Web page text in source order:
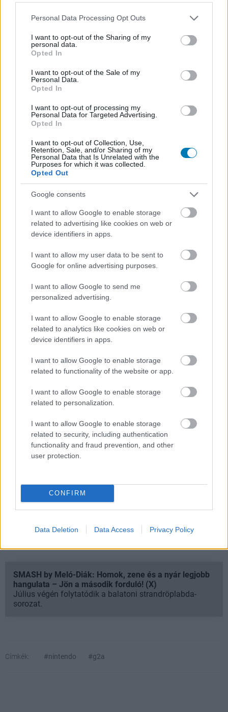
Please note that this website/app uses one or more Google
not limited to your visit or usage behaviour. You may click to
grant or deny consent to Google and its third-party tags to
use your data for below specified purposes in below Google
consent section.
Personal Data Processing Opt Outs
I want to opt-out of the Sharing of my
personal data.
Opted In
I want to opt-out of the Sale of my
Personal Data.
Opted In
I want to opt-out of processing my
Personal Data for Targeted Advertising.
Opted In
I want to opt-out of Collection, Use,
Retention, Sale, and/or Sharing of my
Personal Data that Is Unrelated with the
Purposes for which it was collected.
Opted Out
Google consents
I want to allow Google to enable storage
related to advertising like cookies on web or
device identifiers in apps.
I want to allow my user data to be sent to
Google for online advertising purposes.
I want to allow Google to send me
personalized advertising.
I want to allow Google to enable storage
related to analytics like cookies on web or
device identifiers in apps.
I want to allow Google to enable storage
related to functionality of the website or app.
I want to allow Google to enable storage
related to personalization.
I want to allow Google to enable storage
related to security, including authentication
functionality and fraud prevention, and other
user protection.
CONFIRM
Data Deletion Data Access Privacy Policy
A Nintendo indoklása szerint a tiltás eredetileg azért
került a konzolra, mert a gépen "ellopott Nintendo
Accountok" vásárlása és használata történt, amelyeket
jogosulatlan vásárlásokra használtak. A levél külön
kiemeli, hogy Nintendo-fiókok adásvétele sérti a
felhasználási feltételeket, és azt is, hogy a jövőben
intézni. Konkrétan a Nintendo weboldalát és a Switch
eShopot említik, illetve azt, hogy megbízható
kiskereskedőktől származó letöltőkódok és
feltöltőkártyák is rendben vannak. A figyelmeztetés is
benne van, hogy ha később bármilyen csalárd vagy tiltott
aktivitást észlelnek, fenntartják a jogot további
lépésekre.
kemény, sőt. Károly most visszakapta a konzolját a
hálózaton, de a Nintendo egyértelművé tette, hogy ez
nem precedens, inkább egy egyszeri jóindulatú döntés. Ő
pedig azt írja, számára is nagy lecke volt az egész,
csak a hivatalos eShopból szerez be játékokat, vagy a
dobozos verziók mellett dönt. És ez az a pont, ami miatt
az ügy továbbra is fontos. A trükközős G2A-s vásárlások
nem csak kellemetlenek vagy veszteségesek lehetnek,
hanem nagyon könnyen átcsúszhatnak egy olyan
szintjén reagál.
Károly esete tehát happy enddel zárult. Ha valaki eddig
legyintett arra, hogy egy G2A-s vagy más hasonló
platformről történő vásárlás esetén, ha probléma merül
fel, akkor a legrosszabb esetben bukik pár ezrest, most
látszik, hogy néha igenis számít, ha egy történet kikerül a
napvilágra.
SMASH by Meló-Diák: Homok, zene és a nyár legjobb
hangulata – Jön a második forduló! (X)
Július végén folytatódik a balatoni strandröplabda-
sorozat.
Címkék: #nintendo #g2a